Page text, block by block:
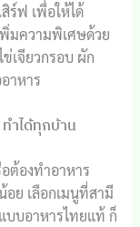
ร์ฟ เพื่อให้ได้
มความพิเศษด้วย
ข่เจียวกรอบ ผัก
าหาร
ำได้ทุกบ้าน
ต้องทำอาหาร
อย เลือกเมนูที่สามี
บบอาหารไทยแท้ ก็